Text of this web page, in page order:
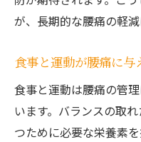
が、長期的な腰痛の軽減
食事と運動が腰痛に与
食事と運動は腰痛の管
います。バランスの取
つために必要な栄養素